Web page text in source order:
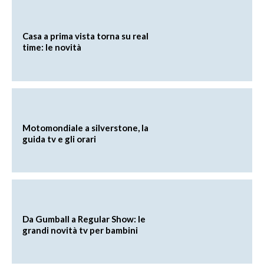
Casa a prima vista torna su real
time: le novità
Motomondiale a silverstone, la
guida tv e gli orari
Da Gumball a Regular Show: le
grandi novità tv per bambini